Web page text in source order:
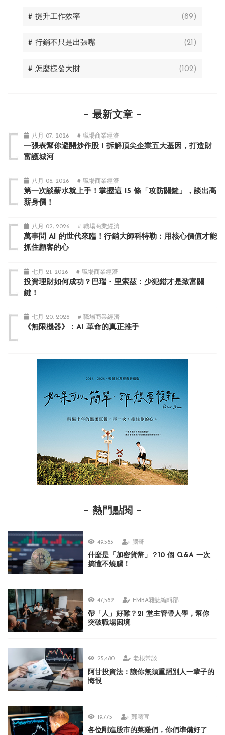
# 提升工作效率 (89)
# 行銷不只是出張嘴 (21)
# 怎麼樣發大財 (102)
最新文章
八月 07, 2026 # 職場商業經濟
一張表幫你避開炒作股！拆解頂尖企業五大基因，打造財
富護城河
八月 06, 2026 # 職場商業經濟
第一次談薪水就上手！掌握這 15 條「攻防關鍵」，談出高
薪身價！
八月 02, 2026 # 職場商業經濟
萬事問 AI 的世代來臨！行銷大師科特勒：用核心價值才能
抓住顧客的心
七月 21, 2026 # 職場商業經濟
投資理財如何成功？巴瑞・里索茲：少犯錯才是致富關
鍵！
七月 20, 2026 # 職場商業經濟
《無限機器》：AI 革命的真正推手
熱門點閱
49,583 腦哥
什麼是「加密貨幣」？10 個 Q&A 一次
搞懂不燒腦！
47,582 EMBA雜誌編輯部
帶「人」好難？21 堂主管帶人學，幫你
突破職場困境
25,480 老根常談
阿甘投資法：讓你無須重蹈別人一輩子的
悔恨
19,775 鄭廳宜
各位剛進股市的菜雞們，你們準備好了